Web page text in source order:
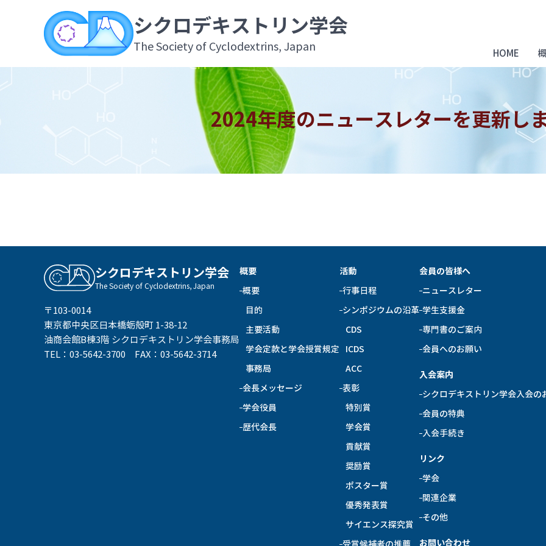
シクロデキストリン学会
The Society of Cyclodextrins, Japan HOME
2024年度のニュースレターを更新し
シクロデキストリン学会
The Society of Cyclodextrins, Japan
〒103-0014
東京都中央区日本橋蛎殻町 1-38-12
油商会館B棟3階 シクロデキストリン学会事務局
TEL：03-5642-3700 FAX：03-5642-3714
概要
概要
目的
主要活動
学会定款と学会授賞規定
事務局
会長メッセージ
学会役員
歴代会長
活動
行事日程
シンポジウムの沿革
CDS
ICDS
ACC
表彰
特別賞
学会賞
貢献賞
奨励賞
ポスター賞
優秀発表賞
サイエンス探究賞
会員の皆様へ
ニュースレター
学生支援金
専門書のご案内
会員へのお願い
入会案内
シクロデキストリン学会入会の
会員の特典
入会手続き
リンク
学会
関連企業
その他
お問い合わせ